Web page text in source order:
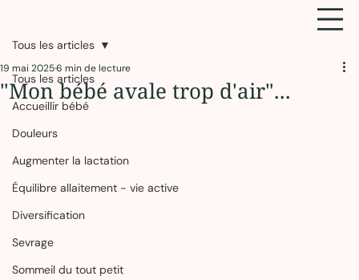
Tous les articles
Accueillir bébé
Douleurs
Augmenter la lactation
Équilibre allaitement - vie active
Diversification
Sevrage
Sommeil du tout petit
Tous les articles
"Mon bébé avale trop d'air"...
19 mai 20256 min de lecture